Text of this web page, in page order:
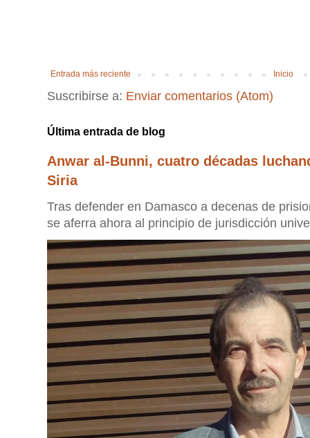
Entrada más reciente Inicio
Suscribirse a: Enviar comentarios (Atom)
Última entrada de blog
Anwar al-Bunni, cuatro décadas
Siria
Tras defender en Damasco a decenas de
se aferra ahora al principio de jurisdicción